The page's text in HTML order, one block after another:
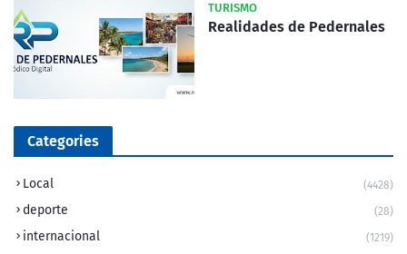
TURISMO
Realidades de Pedernales
Categories
Local (4428)
deporte (28)
internacional (1219)